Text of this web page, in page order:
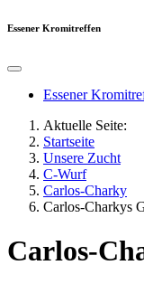
Essener Kromitreffen
Essener
Aktuelle Seite:
Startseite
Unsere Zucht
C-Wurf
Carlos-Charky
Carlos-Charkys
Carlos-